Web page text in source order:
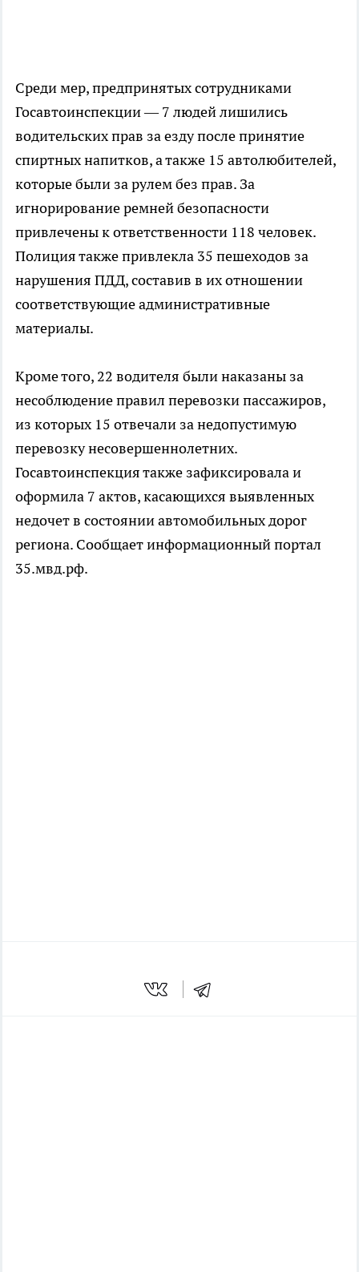
Среди мер, предпринятых сотрудниками
Госавтоинспекции — 7 людей лишились
водительских прав за езду после принятие
спиртных напитков, а также 15 автолюбителей,
которые были за рулем без прав. За
игнорирование ремней безопасности
привлечены к ответственности 118 человек.
Полиция также привлекла 35 пешеходов за
нарушения ПДД, составив в их отношении
соответствующие административные
материалы.
Кроме того, 22 водителя были наказаны за
несоблюдение правил перевозки пассажиров,
из которых 15 отвечали за недопустимую
перевозку несовершеннолетних.
Госавтоинспекция также зафиксировала и
оформила 7 актов, касающихся выявленных
недочет в состоянии автомобильных дорог
региона. Сообщает информационный портал
35.мвд.рф.